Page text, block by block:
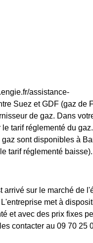
assistance-
Suez et GDF (gaz de
de gaz. Dans
tarif réglementé du
sont disponibles à
tarif réglementé baisse).
arrivé sur le marché de
met à
et avec des prix fixes
contacter au 09 70 25